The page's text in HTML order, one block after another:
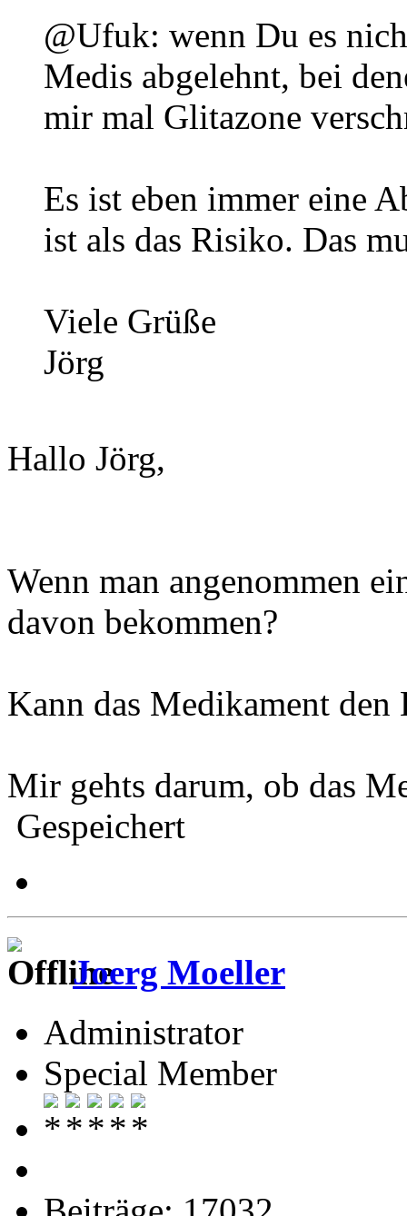
@Ufuk: wenn Du es
Medis abgelehnt, bei
mir mal Glitazone
Es ist eben immer eine
ist als das Risiko. Das
Viele Grüße
Jörg
Hallo Jörg,
Wenn man angenommen
davon bekommen?
Kann das Medikament
Mir gehts darum, ob das
Gespeichert
Joerg Moeller
Administrator
Special Member